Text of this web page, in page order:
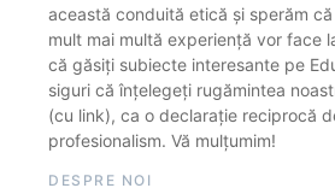
această conduită etică și sperăm
mult mai multă experiență vor face
că găsiți subiecte interesante pe
siguri că înțelegeți rugămintea
(cu link), ca o declarație reciprocă
profesionalism. Vă mulțumim!
DESPRE NOI